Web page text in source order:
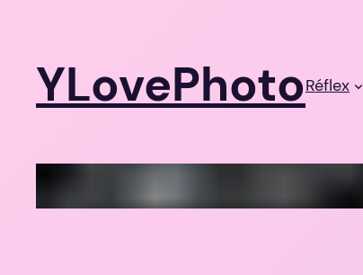
contenu
YLovePhotoRéflex